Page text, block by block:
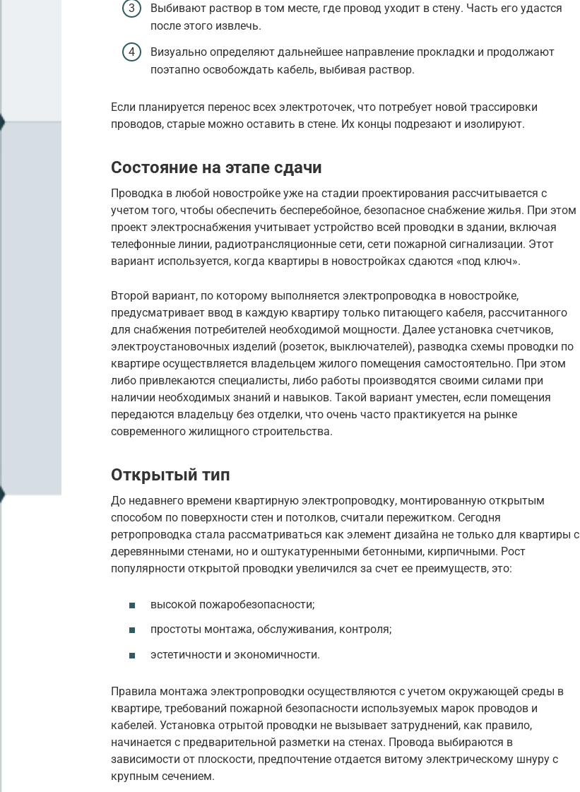
Выбивают раствор в том месте, где провод уходит в стену. Часть его удастся
после этого извлечь.
Визуально определяют дальнейшее направление прокладки и продолжают
поэтапно освобождать кабель, выбивая раствор.
Если планируется перенос всех электроточек, что потребует новой трассировки
проводов, старые можно оставить в стене. Их концы подрезают и изолируют.
Состояние на этапе сдачи
Проводка в любой новостройке уже на стадии проектирования рассчитывается с
учетом того, чтобы обеспечить бесперебойное, безопасное снабжение жилья. При этом
проект электроснабжения учитывает устройство всей проводки в здании, включая
телефонные линии, радиотрансляционные сети, сети пожарной сигнализации. Этот
вариант используется, когда квартиры в новостройках сдаются «под ключ».
Второй вариант, по которому выполняется электропроводка в новостройке,
предусматривает ввод в каждую квартиру только питающего кабеля, рассчитанного
для снабжения потребителей необходимой мощности. Далее установка счетчиков,
электроустановочных изделий (розеток, выключателей), разводка схемы проводки по
квартире осуществляется владельцем жилого помещения самостоятельно. При этом
либо привлекаются специалисты, либо работы производятся своими силами при
наличии необходимых знаний и навыков. Такой вариант уместен, если помещения
передаются владельцу без отделки, что очень часто практикуется на рынке
современного жилищного строительства.
Открытый тип
До недавнего времени квартирную электропроводку, монтированную открытым
способом по поверхности стен и потолков, считали пережитком. Сегодня
ретропроводка стала рассматриваться как элемент дизайна не только для квартиры с
деревянными стенами, но и оштукатуренными бетонными, кирпичными. Рост
популярности открытой проводки увеличился за счет ее преимуществ, это:
высокой пожаробезопасности;
простоты монтажа, обслуживания, контроля;
эстетичности и экономичности.
Правила монтажа электропроводки осуществляются с учетом окружающей среды в
квартире, требований пожарной безопасности используемых марок проводов и
кабелей. Установка отрытой проводки не вызывает затруднений, как правило,
начинается с предварительной разметки на стенах. Провода выбираются в
зависимости от плоскости, предпочтение отдается витому электрическому шнуру с
крупным сечением.